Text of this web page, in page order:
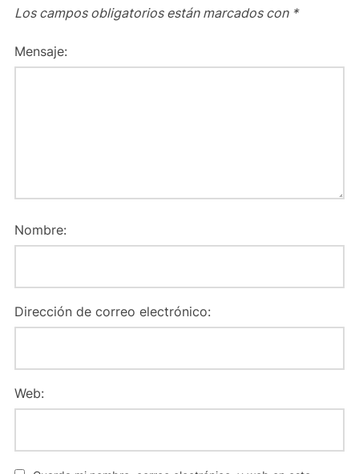
Los campos obligatorios están marcados con *
Mensaje:
Nombre:
Dirección de correo electrónico:
Web: